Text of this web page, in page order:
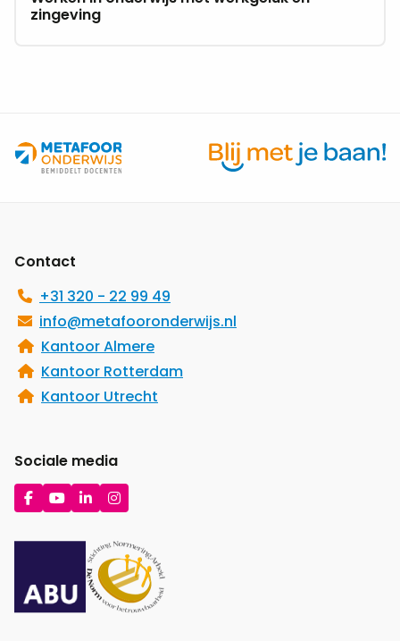
zingeving
werkgeluk
en
Contact
+31 320 - 22 99 49
info@metafooronderwijs.nl
Kantoor Almere
Kantoor Rotterdam
Kantoor Utrecht
Sociale media
Ga
naar
Facebook
Ga
naar
YouTube
Ga
naar
LinkedIn
Ga
naar
Instagram